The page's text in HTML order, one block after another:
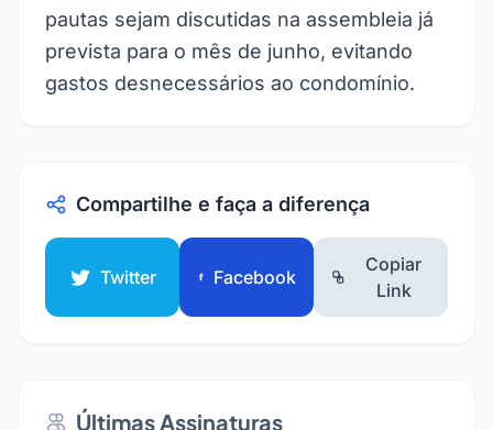
pautas sejam discutidas na assembleia já
prevista para o mês de junho, evitando
gastos desnecessários ao condomínio.
Compartilhe e faça a diferença
Twitter Facebook
Copiar
Link
Últimas Assinaturas